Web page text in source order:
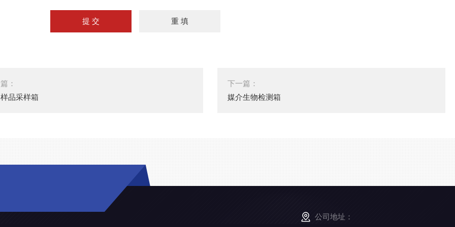
：
品采样箱
下一篇：
媒介生物检测箱
公司地址：